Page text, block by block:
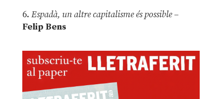
6. Espadà, un altre capitalisme és possible –
Felip Bens